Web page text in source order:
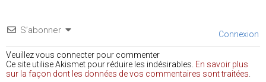
S’abonner Connexion
Veuillez vous connecter pour commenter
Ce site utilise Akismet pour réduire les indésirables. En savoir plus
sur la façon dont les données de vos commentaires sont traitées